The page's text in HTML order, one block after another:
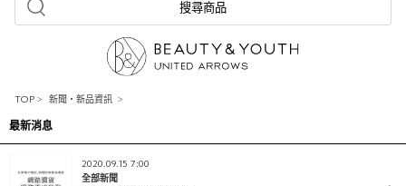
搜尋商品
TOP > 新聞・新品資訊 >
最新消息
2020.09.15 7:00
全部新聞